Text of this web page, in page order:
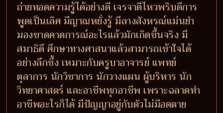
ถ่ายทอดความรู้ได้อย่างดี เจรจาดีไหวพริบดีการ
พูดเป็นเลิศ มีญาณหยั่งรู้ มีลางสังหรณ์แม่นยำ
มองขาดคาดการณ์อะไรแล้วมักเกิดขึ้นจริง มี
สมาธิดี ศึกษาทางศาสนาแล้วสามารถเข้าใจได้
อย่างลึกซึ้ง เหมาะกับครูบาอาจารย์ แพทย์
ตุลาการ นักวิชาการ นักวางแผน ผู้บริหาร นัก
วิทยาศาสตร์ และอาชีพทุกอาชีพ เพราะฉลาดทำ
อาชีพอะไรก็ได้ มีปัญญาอยู่กับตัวไม่มีอดตาย